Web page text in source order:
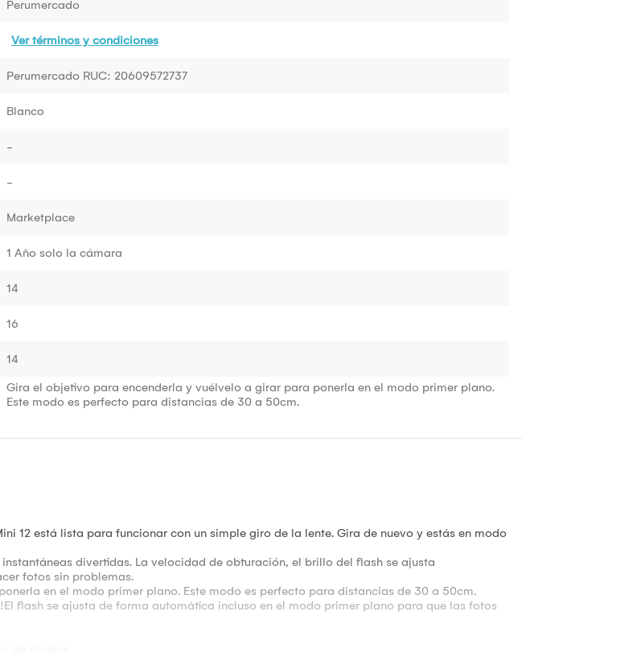
Perumercado
Ver términos y condiciones
Perumercado RUC: 20609572737
Blanco
-
-
Marketplace
1 Año solo la cámara
14
16
14
Gira el objetivo para encenderla y vuélvelo a girar para ponerla en el modo primer plano.
Este modo es perfecto para distancias de 30 a 50cm.
12 está lista para funcionar con un simple giro de la lente. Gira de nuevo y estás en modo
divertidas. La velocidad de obturación, el brillo del flash se ajusta
fotos sin problemas.
en el modo primer plano. Este modo es perfecto para distancias de 30 a 50cm.
flash se ajusta de forma automática incluso en el modo primer plano para que las fotos